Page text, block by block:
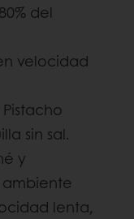
del
velocidad
sin sal.
y
lenta,